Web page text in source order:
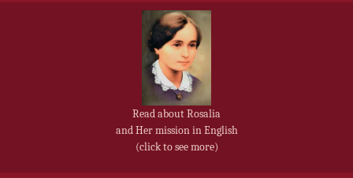
Read about Rosalia
and Her mission in English
(click to see more)